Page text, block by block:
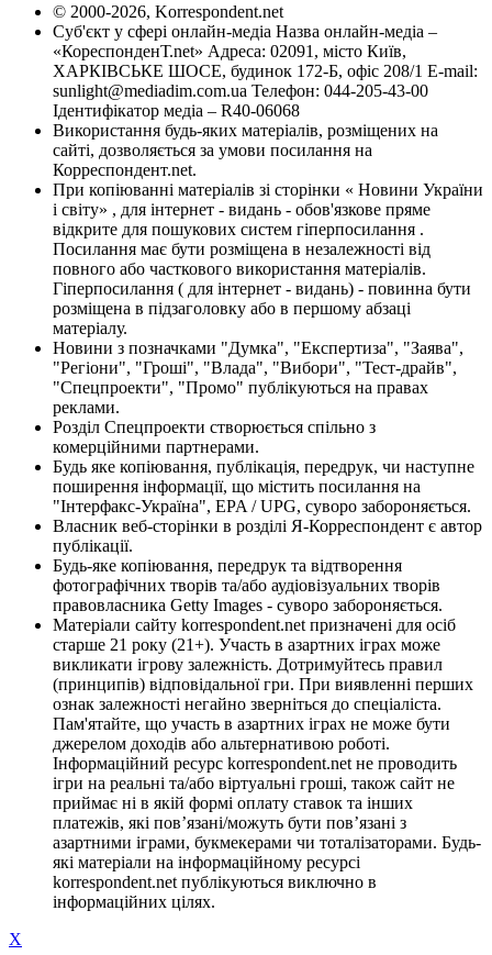
© 2000-2026, Korrespondent.net
Суб'єкт у сфері онлайн-медіа Назва онлайн-медіа –
«КореспонденТ.net» Адреса: 02091, місто Київ,
ХАРКІВСЬКЕ ШОСЕ, будинок 172-Б, офіс 208/1 E-mail:
sunlight@mediadim.com.ua Телефон: 044-205-43-00
Ідентифікатор медіа – R40-06068
Використання будь-яких матеріалів, розміщених на
сайті, дозволяється за умови посилання на
Корреспондент.net.
При копіюванні матеріалів зі сторінки « Новини України
і світу» , для інтернет - видань - обов'язкове пряме
відкрите для пошукових систем гіперпосилання .
Посилання має бути розміщена в незалежності від
повного або часткового використання матеріалів.
Гіперпосилання ( для інтернет - видань) - повинна бути
розміщена в підзаголовку або в першому абзаці
матеріалу.
Новини з позначками "Думка", "Експертиза", "Заява",
"Регіони", "Гроші", "Влада", "Вибори", "Тест-драйв",
"Спецпроекти", "Промо" публікуються на правах
реклами.
Розділ Спецпроекти створюється спільно з
комерційними партнерами.
Будь яке копіювання, публікація, передрук, чи наступне
поширення інформації, що містить посилання на
"Інтерфакс-Україна", EPA / UPG, суворо забороняється.
Власник веб-сторінки в розділі Я-Корреспондент є автор
публікації.
Будь-яке копіювання, передрук та відтворення
фотографічних творів та/або аудіовізуальних творів
правовласника Getty Images - суворо забороняється.
Матеріали сайту korrespondent.net призначені для осіб
старше 21 року (21+). Участь в азартних іграх може
викликати ігрову залежність. Дотримуйтесь правил
(принципів) відповідальної гри. При виявленні перших
ознак залежності негайно зверніться до спеціаліста.
Пам'ятайте, що участь в азартних іграх не може бути
джерелом доходів або альтернативою роботі.
Інформаційний ресурс korrespondent.net не проводить
ігри на реальні та/або віртуальні гроші, також сайт не
приймає ні в якій формі оплату ставок та інших
платежів, які пов’язані/можуть бути пов’язані з
азартними іграми, букмекерами чи тоталізаторами. Будь-
які матеріали на інформаційному ресурсі
korrespondent.net публікуються виключно в
інформаційних цілях.
X